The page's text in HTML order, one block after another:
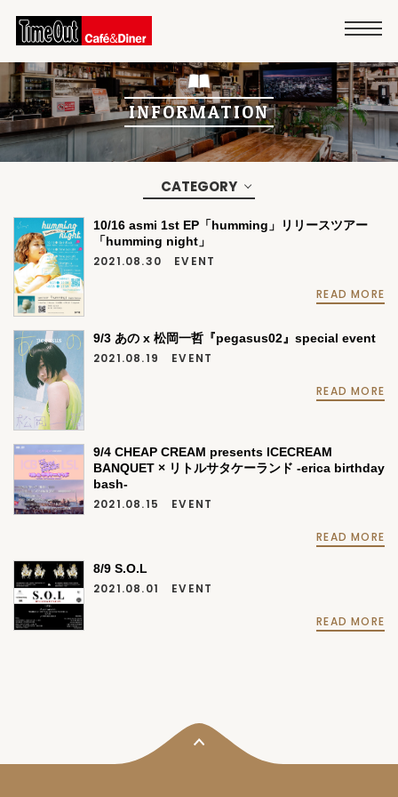
INFORMATION
CATEGORY
10/16 asmi 1st EP「humming」リリースツアー
「humming night」
2021.08.30 EVENT
READ MORE
9/3 あの x 松岡一哲『pegasus02』special event
2021.08.19 EVENT
READ MORE
9/4 CHEAP CREAM presents ICECREAM
BANQUET × リトルサタケーランド -erica birthday
bash-
2021.08.15 EVENT
READ MORE
8/9 S.O.L
2021.08.01 EVENT
READ MORE